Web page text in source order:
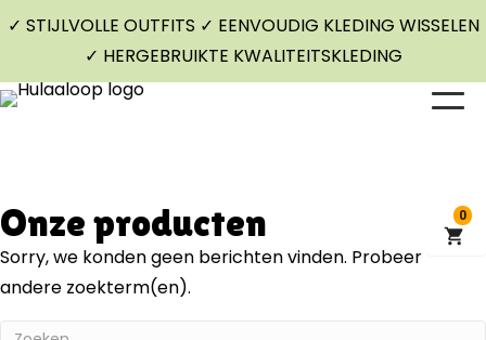
✓ STIJLVOLLE OUTFITS ✓ EENVOUDIG KLEDING WISSELEN
✓ HERGEBRUIKTE KWALITEITSKLEDING
Onze producten
Sorry, we konden geen berichten vinden. Probeer
andere zoekterm(en).
0